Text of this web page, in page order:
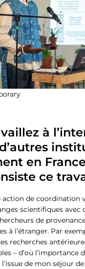
à
en
ce
action de coordination
scientifiques avec
de
à l’étranger. Par
recherches
– d’où l’importance
de mon séjour